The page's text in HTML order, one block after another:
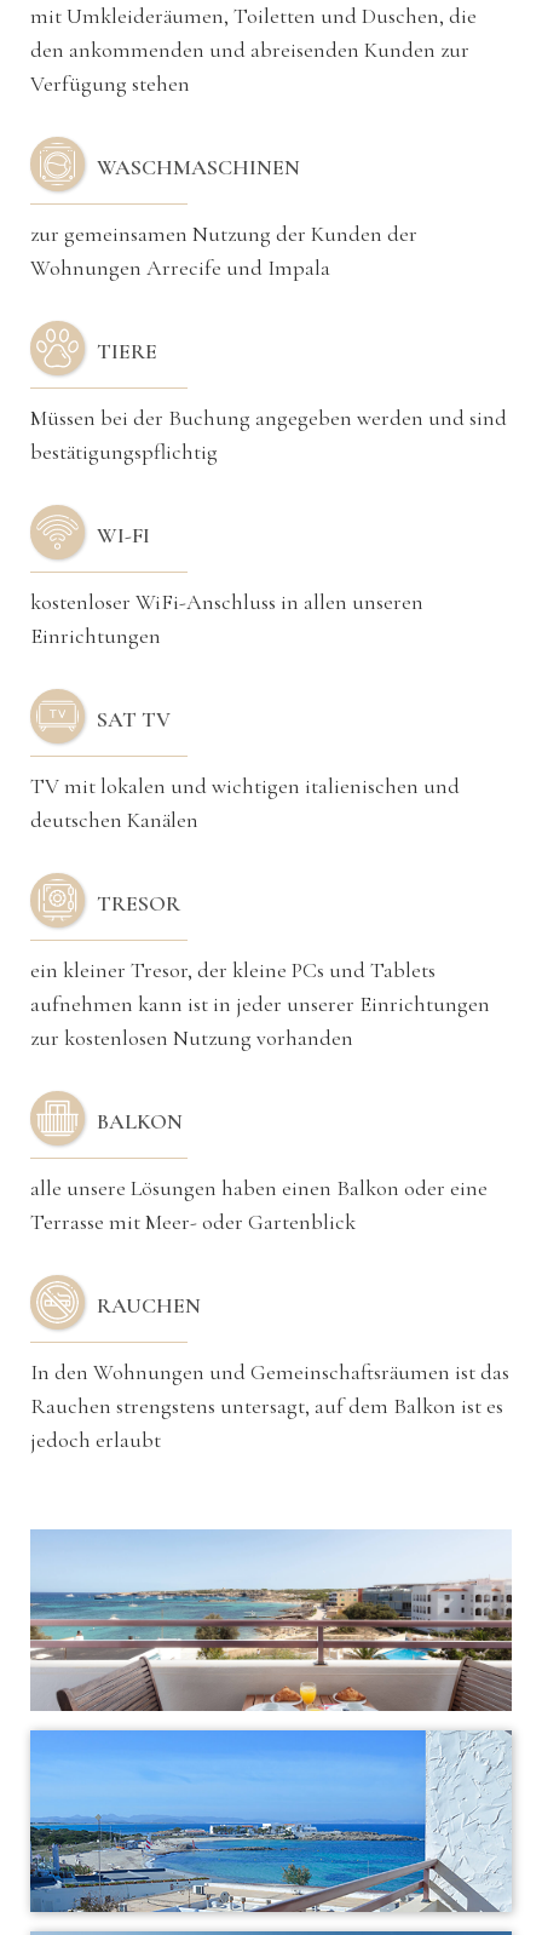
mit Umkleideräumen, Toiletten und Duschen, die
den ankommenden und abreisenden Kunden zur
Verfügung stehen
WASCHMASCHINEN
zur gemeinsamen Nutzung der Kunden der
Wohnungen Arrecife und Impala
TIERE
Müssen bei der Buchung angegeben werden und sind
bestätigungspflichtig
WI-FI
kostenloser WiFi-Anschluss in allen unseren
Einrichtungen
SAT TV
TV mit lokalen und wichtigen italienischen und
deutschen Kanälen
TRESOR
ein kleiner Tresor, der kleine PCs und Tablets
aufnehmen kann ist in jeder unserer Einrichtungen
zur kostenlosen Nutzung vorhanden
BALKON
alle unsere Lösungen haben einen Balkon oder eine
Terrasse mit Meer- oder Gartenblick
RAUCHEN
In den Wohnungen und Gemeinschaftsräumen ist das
Rauchen strengstens untersagt, auf dem Balkon ist es
jedoch erlaubt